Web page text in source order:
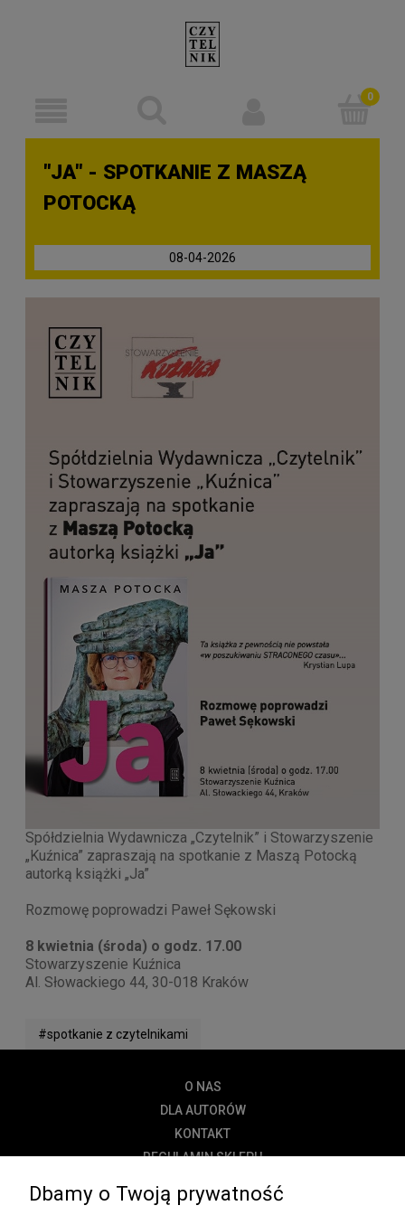
"JA" - SPOTKANIE Z MASZĄ
POTOCKĄ
08-04-2026
Spółdzielnia Wydawnicza „Czytelnik” i Stowarzyszenie
„Kuźnica” zapraszają na spotkanie z Maszą Potocką
autorką książki „Ja”
Rozmowę poprowadzi Paweł Sękowski
8 kwietnia (środa) o godz. 17.00
Stowarzyszenie Kuźnica
Al. Słowackiego 44, 30-018 Kraków
#spotkanie z czytelnikami
O NAS
DLA AUTORÓW
KONTAKT
REGULAMIN SKLEPU
DOSTAWA
Dbamy o Twoją prywatność